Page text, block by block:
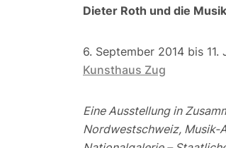
Dieter Roth und die Musik
6. September 2014 bis 11.
Kunsthaus Zug
Eine Ausstellung in
Nordwestschweiz, Musik-